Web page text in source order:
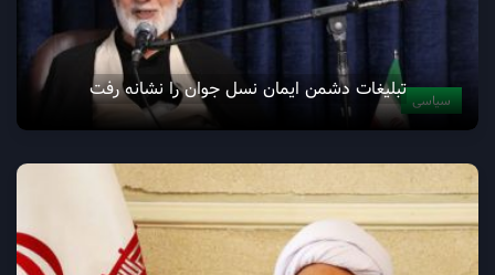
سیاسی تبلیغات دشمن ایمان نسل جوان را نشانه رفت